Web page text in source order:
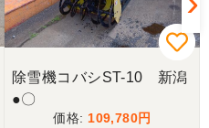
除雪機コバシST-10 新潟
●〇
109,780